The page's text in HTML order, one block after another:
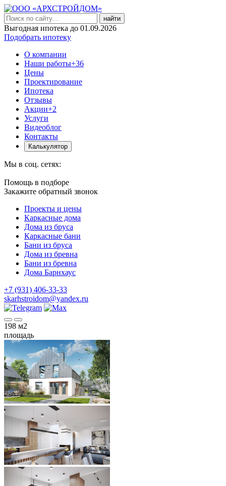
найти
Выгодная ипотека до 01.09.2026
Подобрать ипотеку
О компании
Наши работы+36
Цены
Проектирование
Ипотека
Отзывы
Акции+2
Услуги
Видеоблог
Контакты
Калькулятор
Мы в соц. сетях:
Помощь в подборе
Закажите обратный звонок
Проекты и цены
Каркасные дома
Дома из бруса
Каркасные бани
Бани из бруса
Дома из бревна
Бани из бревна
Дома Барнхаус
+7 (931) 406-33-33
skarhstroidom@yandex.ru
198 м2
площадь